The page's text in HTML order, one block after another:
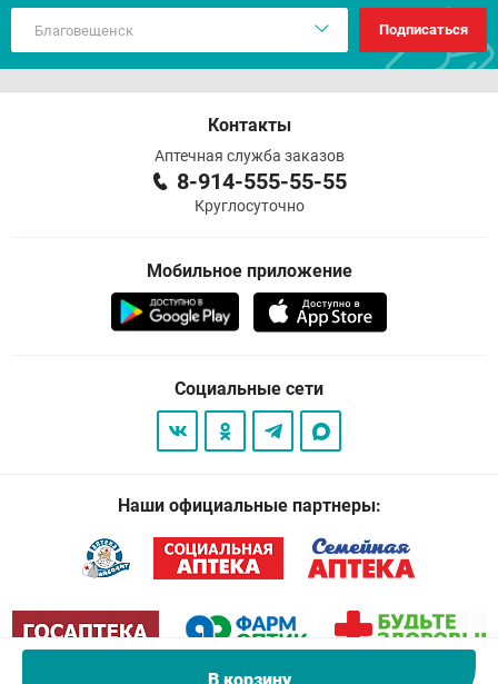
В корзину
Подписаться
Контакты
Аптечная служба заказов
8-914-555-55-55
Круглосуточно
Мобильное приложение
Социальные сети
Наши официальные партнеры: